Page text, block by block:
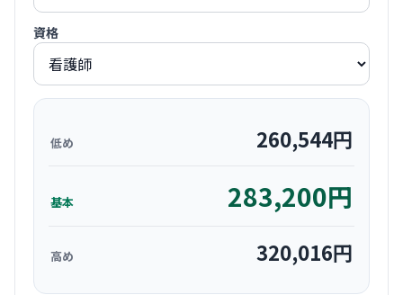
資格
低め 260,544円
基本 283,200円
高め 320,016円